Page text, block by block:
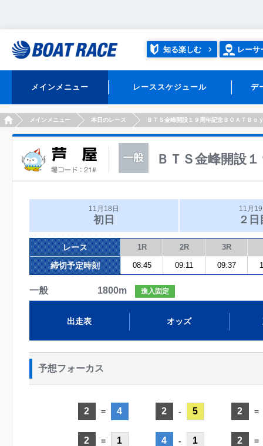
知る楽しむ レーサ
メインメニュー レーススケジュール デ
HOMEメインメニュー 本日のレース ＢＴＳ金峰開設１９周年記念ＢＯＡＴＢｏ
ＢＴＳ金峰開設
11月18日
初日
11月
２日
レース 1R 2R 3R
締切予定時刻 08:45 09:11 09:37
一般 1800m 進入固定
出走表 オッズ
予想フォーカス
2 = 4
2 = 1
2 - 5
4 - 1
2 =
2 =